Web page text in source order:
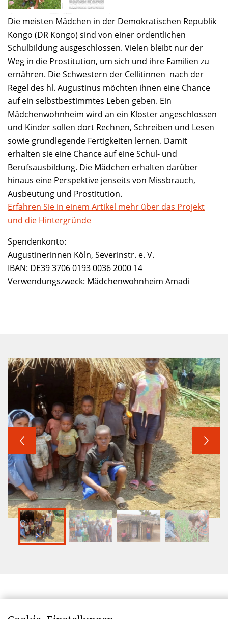
Die meisten Mädchen in der Demokratischen Republik
Kongo (DR Kongo) sind von einer ordentlichen
Schulbildung ausgeschlossen. Vielen bleibt nur der
Weg in die Prostitution, um sich und ihre Familien zu
ernähren. Die Schwestern der Cellitinnen nach der
Regel des hl. Augustinus möchten ihnen eine Chance
auf ein selbstbestimmtes Leben geben. Ein
Mädchenwohnheim wird an ein Kloster angeschlossen
und Kinder sollen dort Rechnen, Schreiben und Lesen
sowie grundlegende Fertigkeiten lernen. Damit
erhalten sie eine Chance auf eine Schul- und
Berufsausbildung. Die Mädchen erhalten darüber
hinaus eine Perspektive jenseits von Missbrauch,
Ausbeutung und Prostitution.
Erfahren Sie in einem Artikel mehr über das Projekt
und die Hintergründe
Spendenkonto:
Augustinerinnen Köln, Severinstr. e. V.
IBAN: DE39 3706 0193 0036 2000 14
Verwendungszweck: Mädchenwohnheim Amadi